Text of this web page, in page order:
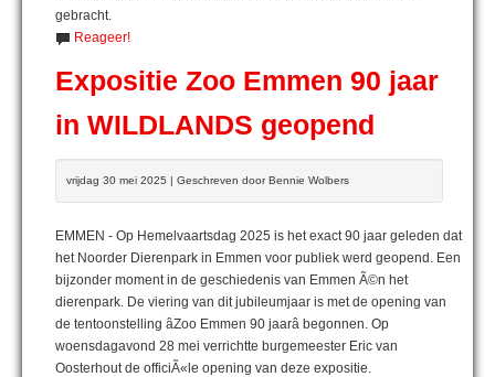
gebracht.
Reageer!
Expositie Zoo Emmen 90 jaar
in WILDLANDS geopend
vrijdag 30 mei 2025 | Geschreven door Bennie Wolbers
EMMEN - Op Hemelvaartsdag 2025 is het exact 90 jaar geleden dat
het Noorder Dierenpark in Emmen voor publiek werd geopend. Een
bijzonder moment in de geschiedenis van Emmen Ã©n het
dierenpark. De viering van dit jubileumjaar is met de opening van
de tentoonstelling âZoo Emmen 90 jaarâ begonnen. Op
woensdagavond 28 mei verrichtte burgemeester Eric van
Oosterhout de officiÃ«le opening van deze expositie.